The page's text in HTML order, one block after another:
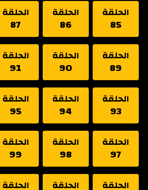
الحلقة
85
الحلقة
86
الحلقة
87
الحلقة
89
الحلقة
90
الحلقة
91
الحلقة
93
الحلقة
94
الحلقة
95
الحلقة
97
الحلقة
98
الحلقة
99
الحلقة الحلقة الحلقة